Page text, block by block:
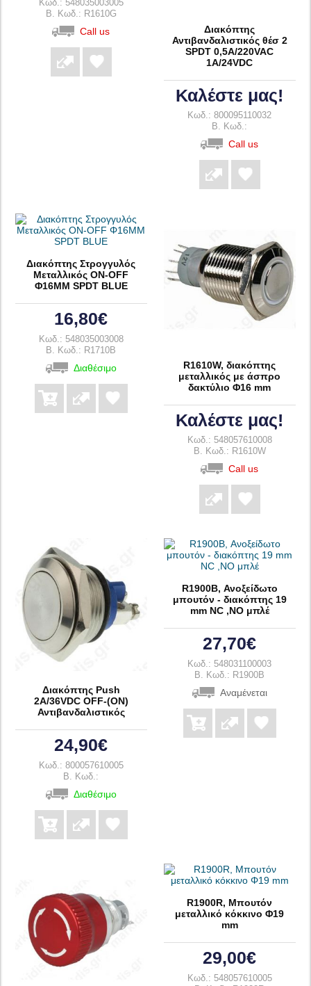
Κωδ.: 548035003005
B. Κωδ.: R1610G
Call us
Διακόπτης
Αντιβανδαλιστικός θέσ 2
SPDT 0,5A/220VAC
1A/24VDC
Καλέστε μας!
Κωδ.: 800095110032
B. Κωδ.:
Call us
Διακόπτης Στρογγυλός
Μεταλλικός ON-OFF
Φ16ΜΜ SPDT BLUE
16,80€
Κωδ.: 548035003008
B. Κωδ.: R1710B
Διαθέσιμο
R1610W, διακόπτης
μεταλλικός με άσπρο
δακτύλιο Φ16 mm
Καλέστε μας!
Κωδ.: 548057610008
B. Κωδ.: R1610W
Call us
Διακόπτης Push
2A/36VDC OFF-(ON)
Αντιβανδαλιστικός
24,90€
Κωδ.: 800057610005
B. Κωδ.:
Διαθέσιμο
R1900B, Ανοξείδωτο
μπουτόν - διακόπτης 19
mm NC ,NO μπλέ
27,70€
Κωδ.: 548031100003
B. Κωδ.: R1900B
Αναμένεται
R1900R, Μπουτόν
μεταλλικό κόκκινο Φ19
mm
29,00€
Κωδ.: 548057610005